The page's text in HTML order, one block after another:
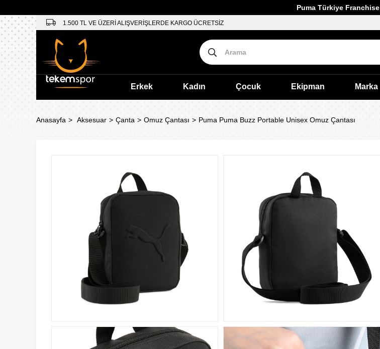
Puma Türkiye Franchise
1.500 TL VE ÜZERİ ALIŞVERİŞLERDE KARGO ÜCRETSİZ
Erkek Kadın Çocuk Ekipman Marka
Anasayfa Aksesuar Çanta Omuz Çantası Puma Puma Buzz Portable Unisex Omuz Çantası